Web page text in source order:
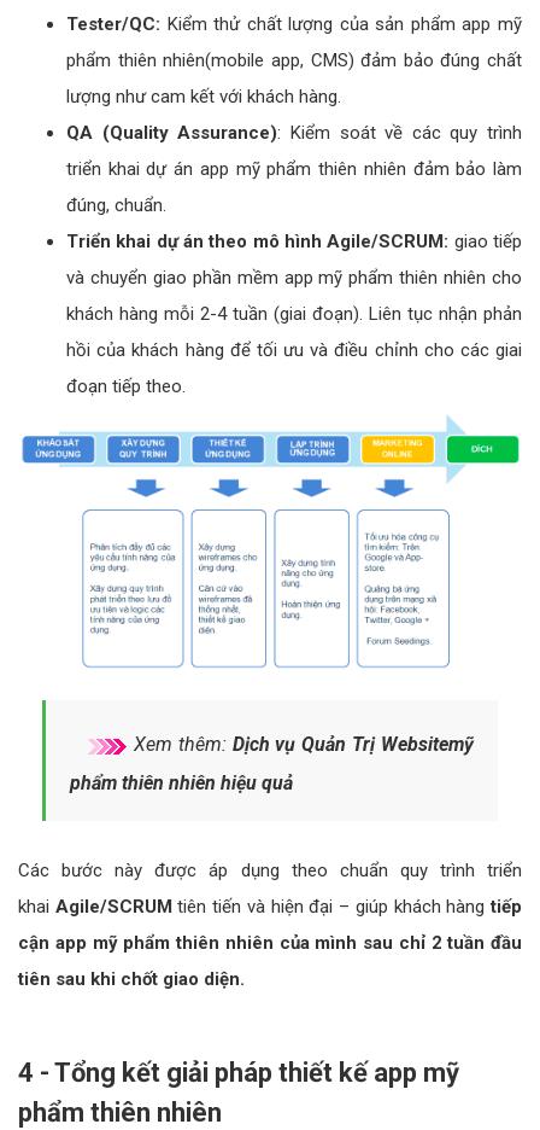
Tester/QC: Kiểm thử chất lượng của sản phẩm app mỹ
phẩm thiên nhiên(mobile app, CMS) đảm bảo đúng chất
lượng như cam kết với khách hàng.
QA (Quality Assurance): Kiểm soát về các quy trình
triển khai dự án app mỹ phẩm thiên nhiên đảm bảo làm
đúng, chuẩn.
Triển khai dự án theo mô hình Agile/SCRUM: giao tiếp
và chuyển giao phần mềm app mỹ phẩm thiên nhiên cho
khách hàng mỗi 2-4 tuần (giai đoạn). Liên tục nhận phản
hồi của khách hàng để tối ưu và điều chỉnh cho các giai
đoạn tiếp theo.
Xem thêm: Dịch vụ Quản Trị Websitemỹ
phẩm thiên nhiên hiệu quả
Các bước này được áp dụng theo chuẩn quy trình triển
khai Agile/SCRUM tiên tiến và hiện đại – giúp khách hàng tiếp
cận app mỹ phẩm thiên nhiên của mình sau chỉ 2 tuần đầu
tiên sau khi chốt giao diện.
4 - Tổng kết giải pháp thiết kế app mỹ
phẩm thiên nhiên